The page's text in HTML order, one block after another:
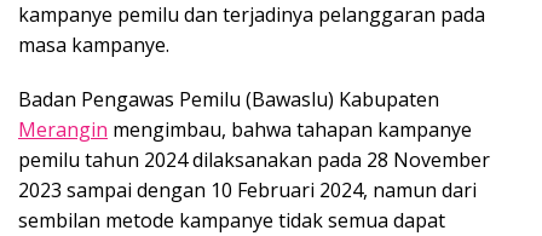
kampanye pemilu dan terjadinya pelanggaran pada
masa kampanye.
Badan Pengawas Pemilu (Bawaslu) Kabupaten
Merangin mengimbau, bahwa tahapan kampanye
pemilu tahun 2024 dilaksanakan pada 28 November
2023 sampai dengan 10 Februari 2024, namun dari
sembilan metode kampanye tidak semua dapat